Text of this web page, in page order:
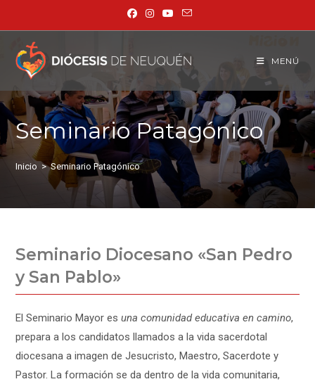
MENÚ
Seminario Patagónico
Inicio > Seminario Patagónico
Seminario Diocesano «San Pedro
y San Pablo»
El Seminario Mayor esuna comunidad educativa en camino,
prepara a los candidatos llamados a la vida sacerdotal
diocesana a imagen de Jesucristo, Maestro, Sacerdote y
Pastor. La formación se da dentro de la vida comunitaria,